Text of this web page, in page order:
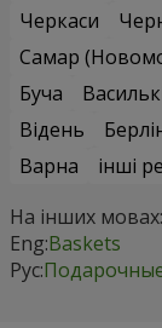
Черкаси
Самар
Буча
Відень
Варна
інші
На інших мовах:
Eng:Baskets
Рус: